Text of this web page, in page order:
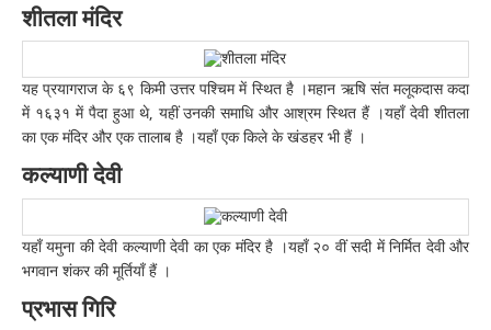
शीतला मंदिर
यह प्रयागराज के ६९ किमी उत्तर पश्चिम में स्थित है ।महान ऋषि संत मलूकदास कदा
में १६३१ में पैदा हुआ थे, यहीं उनकी समाधि और आश्रम स्थित हैं ।यहाँ देवी शीतला
का एक मंदिर और एक तालाब है ।यहाँ एक किले के खंडहर भी हैं ।
कल्याणी देवी
यहाँ यमुना की देवी कल्याणी देवी का एक मंदिर है ।यहाँ २० वीं सदी में निर्मित देवी और
भगवान शंकर की मूर्तियाँ हैं ।
प्रभास गिरि